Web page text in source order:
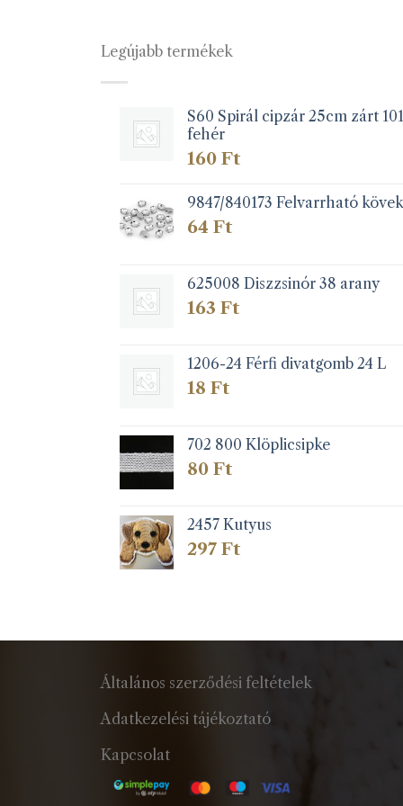
Legújabb termékek
S60 Spirál cipzár 25cm zárt 101
fehér
160 Ft
9847/840173 Felvarrható kövek
64 Ft
625008 Diszzsinór 38 arany
163 Ft
1206-24 Férfi divatgomb 24 L
18 Ft
702 800 Klöplicsipke
80 Ft
2457 Kutyus
297 Ft
Általános szerződési feltételek
Adatkezelési tájékoztató
Kapcsolat